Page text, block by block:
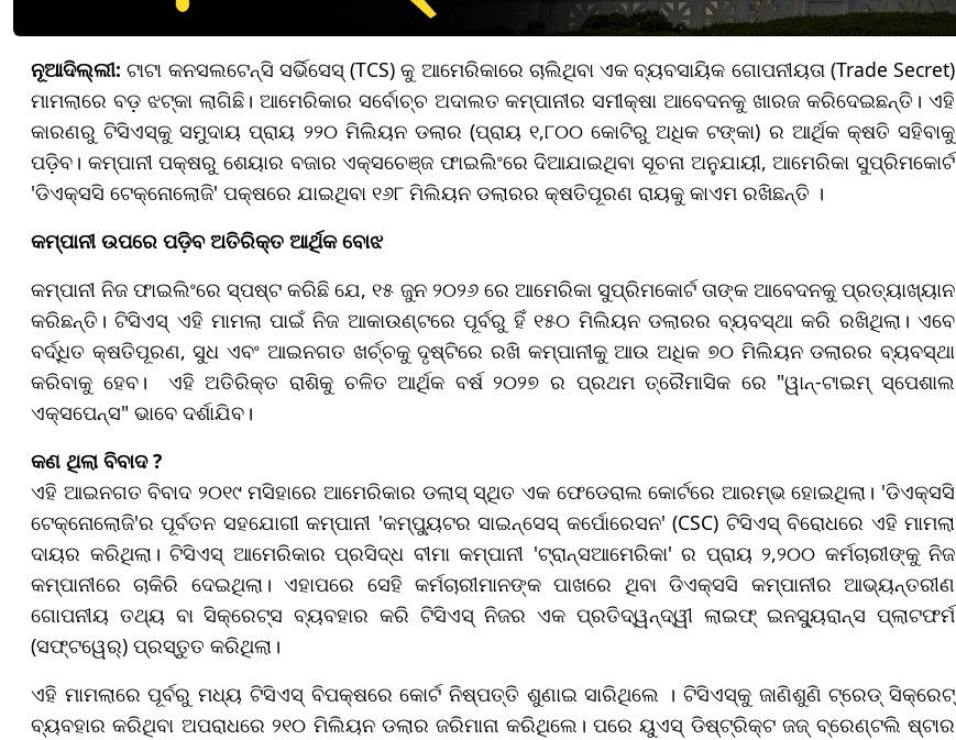
ନୂଆଦିଲ୍ଲୀ: ଟାଟା କନସଲଟେନ୍ସି ସର୍ଭିସେସ୍ (TCS) କୁ ଆମେରିକାରେ ଚାଲିଥିବା ଏକ ବ୍ୟବସାୟିକ ଗୋପନୀୟତା (Trade Secret)
ମାମଲାରେ ବଡ଼ ଝଟ୍‌କା ଲାଗିଛି। ଆମେରିକାର ସର୍ବୋଚ୍ଚ ଅଦାଲତ କମ୍ପାନୀର ସମୀକ୍ଷା ଆବେଦନକୁ ଖାରଜ କରିଦେଇଛନ୍ତି। ଏହି
କାରଣରୁ ଟିସିଏସ୍‌କୁ ସମୁଦାୟ ପ୍ରାୟ ୨୨୦ ମିଲିୟନ ଡଲାର (ପ୍ରାୟ ୧,୮୦୦ କୋଟିରୁ ଅଧିକ ଟଙ୍କା) ର ଆର୍ଥିକ କ୍ଷତି ସହିବାକୁ
ପଡ଼ିବ। କମ୍ପାନୀ ପକ୍ଷରୁ ଶେୟାର ବଜାର ଏକ୍ସଚେଞ୍ଜ ଫାଇଲିଂରେ ଦିଆଯାଇଥିବା ସୂଚନା ଅନୁଯାୟୀ, ଆମେରିକା ସୁପ୍ରିମକୋର୍ଟ
'ଡିଏକ୍ସସି ଟେକ୍ନୋଲୋଜି' ପକ୍ଷରେ ଯାଇଥିବା ୧୬୮ ମିଲିୟନ ଡଲାରର କ୍ଷତିପୂରଣ ରାୟକୁ କାଏମ ରଖିଛନ୍ତି ।
କମ୍ପାନୀ ଉପରେ ପଡ଼ିବ ଅତିରିକ୍ତ ଆର୍ଥିକ ବୋଝ
କମ୍ପାନୀ ନିଜ ଫାଇଲିଂରେ ସ୍ପଷ୍ଟ କରିଛି ଯେ, ୧୫ ଜୁନ ୨୦୨୬ ରେ ଆମେରିକା ସୁପ୍ରିମକୋର୍ଟ ତାଙ୍କ ଆବେଦନକୁ ପ୍ରତ୍ୟାଖ୍ୟାନ
କରିଛନ୍ତି। ଟିସିଏସ୍ ଏହି ମାମଲା ପାଇଁ ନିଜ ଆକାଉଣ୍ଟରେ ପୂର୍ବରୁ ହିଁ ୧୫୦ ମିଲିୟନ ଡଲାରର ବ୍ୟବସ୍ଥା କରି ରଖିଥିଲା। ଏବେ
ବର୍ଦ୍ଧିତ କ୍ଷତିପୂରଣ, ସୁଧ ଏବଂ ଆଇନଗତ ଖର୍ଚ୍ଚକୁ ଦୃଷ୍ଟିରେ ରଖି କମ୍ପାନୀକୁ ଆଉ ଅଧିକ ୭୦ ମିଲିୟନ ଡଲାରର ବ୍ୟବସ୍ଥା
କରିବାକୁ ହେବ। ଏହି ଅତିରିକ୍ତ ରାଶିକୁ ଚଳିତ ଆର୍ଥିକ ବର୍ଷ ୨୦୨୭ ର ପ୍ରଥମ ତ୍ରୈମାସିକ ରେ "ୱାନ୍-ଟାଇମ୍ ସ୍ପେଶାଲ
ଏକ୍ସପେନ୍ସ" ଭାବେ ଦର୍ଶାଯିବ।
କଣ ଥିଲା ବିବାଦ ?
ଏହି ଆଇନଗତ ବିବାଦ ୨୦୧୯ ମସିହାରେ ଆମେରିକାର ଡଲାସ୍ ସ୍ଥିତ ଏକ ଫେଡେରାଲ କୋର୍ଟରେ ଆରମ୍ଭ ହୋଇଥିଲା। 'ଡିଏକ୍ସସି
ଟେକ୍ନୋଲୋଜି'ର ପୂର୍ବତନ ସହଯୋଗୀ କମ୍ପାନୀ 'କମ୍ପ୍ୟୁଟର ସାଇନ୍ସେସ୍ କର୍ପୋରେସନ' (CSC) ଟିସିଏସ୍ ବିରୋଧରେ ଏହି ମାମଲା
ଦାୟର କରିଥିଲା। ଟିସିଏସ୍ ଆମେରିକାର ପ୍ରସିଦ୍ଧ ବୀମା କମ୍ପାନୀ 'ଟ୍ରାନ୍ସଆମେରିକା' ର ପ୍ରାୟ ୨,୨୦୦ କର୍ମଚାରୀଙ୍କୁ ନିଜ
କମ୍ପାନୀରେ ଚାକିରି ଦେଇଥିଲା। ଏହାପରେ ସେହି କର୍ମଚାରୀମାନଙ୍କ ପାଖରେ ଥିବା ଡିଏକ୍ସସି କମ୍ପାନୀର ଆଭ୍ୟନ୍ତରୀଣ
ଗୋପନୀୟ ତଥ୍ୟ ବା ସିକ୍ରେଟ୍ସ ବ୍ୟବହାର କରି ଟିସିଏସ୍ ନିଜର ଏକ ପ୍ରତିଦ୍ୱନ୍ଦ୍ୱୀ ଲାଇଫ୍ ଇନସ୍ୟୁରାନ୍ସ ପ୍ଲାଟଫର୍ମ
(ସଫ୍ଟୱେର୍) ପ୍ରସ୍ତୁତ କରିଥିଲା।
ଏହି ମାମଲାରେ ପୂର୍ବରୁ ମଧ୍ୟ ଟିସିଏସ୍ ବିପକ୍ଷରେ କୋର୍ଟ ନିଷ୍ପତ୍ତି ଶୁଣାଇ ସାରିଥିଲେ । ଟିସିଏସ୍‌କୁ ଜାଣିଶୁଣି ଟ୍ରେଡ୍ ସିକ୍ରେଟ୍
ବ୍ୟବହାର କରିଥିବା ଅପରାଧରେ ୨୧୦ ମିଲିୟନ ଡଲାର ଜରିମାନା କରିଥିଲେ। ପରେ ୟୁଏସ୍ ଡିଷ୍ଟ୍ରିକ୍ଟ ଜଜ୍ ବ୍ରେଣ୍ଟଲି ଷ୍ଟାର